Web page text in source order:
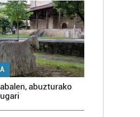
abuzturako